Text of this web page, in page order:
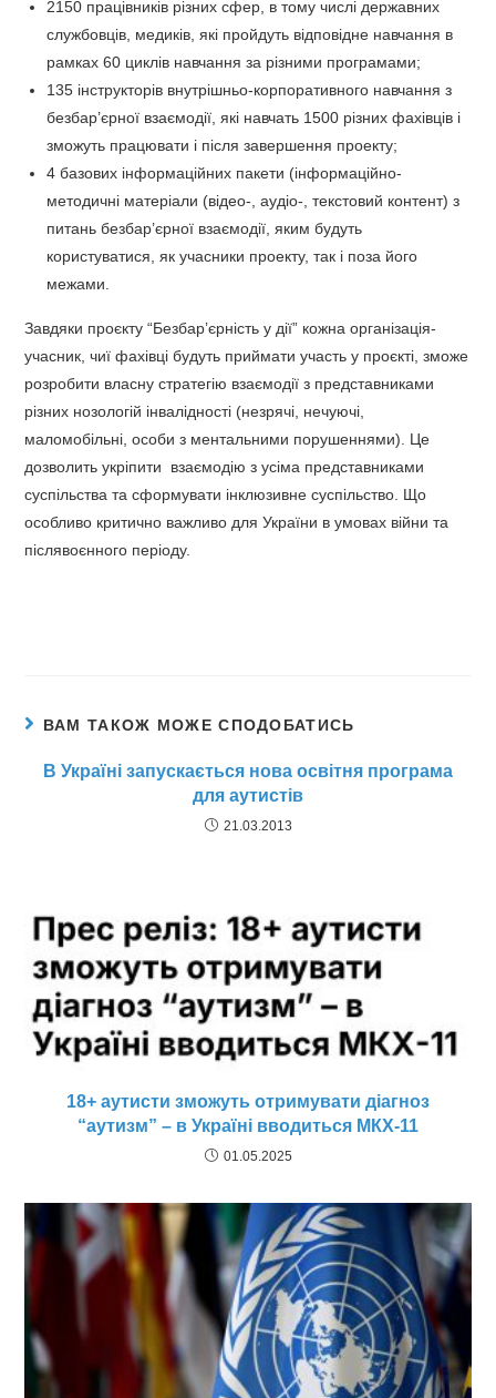
2150 працівників різних сфер, в тому числі державних
службовців, медиків, які пройдуть відповідне навчання в
рамках 60 циклів навчання за різними програмами;
135 інструкторів внутрішньо-корпоративного навчання з
безбар’єрної взаємодії, які навчать 1500 різних фахівців і
зможуть працювати і після завершення проекту;
4 базових інформаційних пакети (інформаційно-
методичні матеріали (відео-, аудіо-, текстовий контент) з
питань безбар’єрної взаємодії, яким будуть
користуватися, як учасники проекту, так і поза його
межами.
Завдяки проєкту “Безбар’єрність у дії” кожна організація-
учасник, чиї фахівці будуть приймати участь у проєкті, зможе
розробити власну стратегію взаємодії з представниками
різних нозологій інвалідності (незрячі, нечуючі,
маломобільні, особи з ментальними порушеннями). Це
дозволить укріпити взаємодію з усіма представниками
суспільства та сформувати інклюзивне суспільство. Що
особливо критично важливо для України в умовах війни та
післявоєнного періоду.
ВАМ ТАКОЖ МОЖЕ СПОДОБАТИСЬ
В Україні запускається нова освітня програма
для аутистів
21.03.2013
18+ аутисти зможуть отримувати діагноз
“аутизм” – в Україні вводиться МКХ-11
01.05.2025